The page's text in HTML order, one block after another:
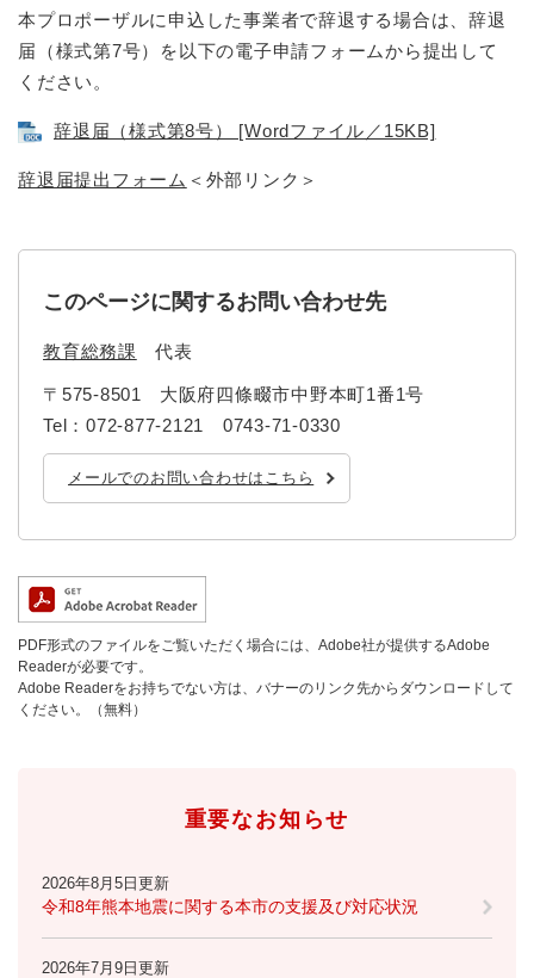
本プロポーザルに申込した事業者で辞退する場合は、辞退
届（様式第7号）を以下の電子申請フォームから提出して
ください。
辞退届（様式第8号） [Wordファイル／15KB]
辞退届提出フォーム ＜外部リンク＞
このページに関するお問い合わせ先
教育総務課 代表
〒575-8501
大阪府四條畷市中野本町1番1号
Tel：072-877-2121 0743-71-0330
メールでのお問い合わせはこちら
PDF形式のファイルをご覧いただく場合には、Adobe社が提供するAdobe
Readerが必要です。
Adobe Readerをお持ちでない方は、バナーのリンク先からダウンロードして
ください。（無料）
重要なお知らせ
2026年8月5日更新
令和8年熊本地震に関する本市の支援及び対応状況
2026年7月9日更新